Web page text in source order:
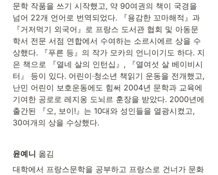
문학 작품을 쓰기 시작했고, 약 90여권의 책이 국경을
넘어 22개 언어로 번역되었다. 『용감한 꼬마해적』과
『거저먹기 외국어』로 프랑스 도서관 협회 및 아동문
학서 전문 서점 연합에서 수여하는 소르시에르 상을 수
상했다. 『푸른 등』의 작가 모카의 언니이기도 하다. 지
은 책으로 『열네 살의 인턴십』, 『열여섯 살 베이비시
터』 등이 있다. 어린이·청소년 책읽기 운동을 전개했고,
난민 어린이 보호운동에도 힘써 2004년 문학과 교육에
기여한 공로로 레지옹 도뇌르 훈장을 받았다. 2000년에
출간된 『오, 보이!』는 10대와 성인들을 열광시켰고,
30여개의 상을 수상했다.
윤예니 옮김
대학에서 프랑스문학을 공부하고 프랑스로 건너가 문화